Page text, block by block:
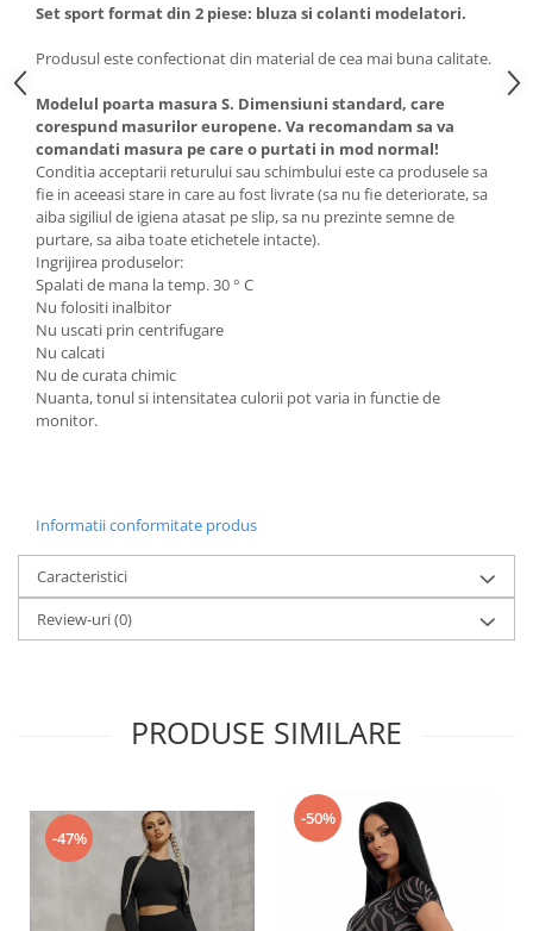
Set sport format din 2 piese: bluza si colanti modelatori.
Produsul este confectionat din material de cea mai buna calitate.
Modelul poarta masura S. Dimensiuni standard, care
corespund masurilor europene. Va recomandam sa va
comandati masura pe care o purtati in mod normal!
Conditia acceptarii returului sau schimbului este ca produsele sa
fie in aceeasi stare in care au fost livrate (sa nu fie deteriorate, sa
aiba sigiliul de igiena atasat pe slip, sa nu prezinte semne de
purtare, sa aiba toate etichetele intacte).
Ingrijirea produselor:
Spalati de mana la temp. 30 ° C
Nu folositi inalbitor
Nu uscati prin centrifugare
Nu calcati
Nu de curata chimic
Nuanta, tonul si intensitatea culorii pot varia in functie de
monitor.
Informatii conformitate produs
Caracteristici
Review-uri(0)
PRODUSE SIMILARE
-47%
-50%